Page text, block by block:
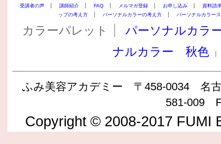
受講者の声
講師紹介 FAQ メルマガ登録 お申し込み
資料請
ップの考え方
パーソナルカラーの考え方 パーソナルカラー
カラーパレット
パーソナルカラ
ナルカラー 秋色
ふみ美容アカデミー 〒458-0034 名
581-009
Copyright © 2008-2017 FUMI